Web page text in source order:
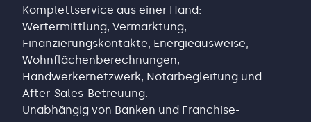
Komplettservice aus einer Hand:
Wertermittlung, Vermarktung,
Finanzierungskontakte, Energieausweise,
Wohnflächenberechnungen,
Handwerkernetzwerk, Notarbegleitung und
After-Sales-Betreuung.
Unabhängig von Banken und Franchise-